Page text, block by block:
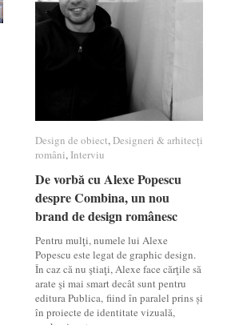
Design de obiect,Designeri & arhitecți
români, Interviu
De vorbă cu Alexe Popescu
despre Combina, un nou
brand de design românesc
Pentru mulţi, numele lui Alexe
Popescu este legat de graphic design.
În caz că nu ştiaţi, Alexe face cărţile să
arate şi mai smart decât sunt pentru
editura Publica, fiind în paralel prins și
în proiecte de identitate vizuală,
Design de obiect Designeri & arhitecți
români Interviu
De vorbă cu Alexe Popescu
despre Combina, un nou
brand de design românesc